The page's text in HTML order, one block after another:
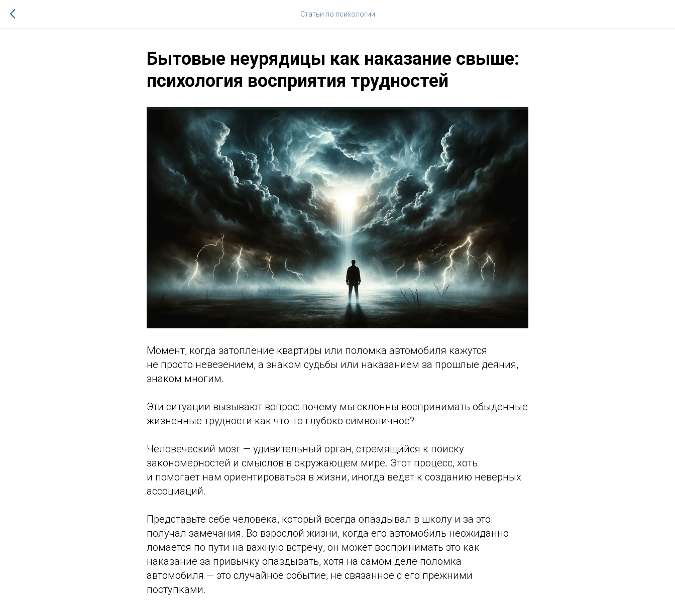
Статьи по психологии
Бытовые неурядицы как наказание свыше:
психология восприятия трудностей
Момент, когда затопление квартиры или поломка автомобиля кажутся
не просто невезением, а знаком судьбы или наказанием за прошлые деяния,
знаком многим.
Эти ситуации вызывают вопрос: почему мы склонны воспринимать обыденные
жизненные трудности как что-то глубоко символичное?
Человеческий мозг — удивительный орган, стремящийся к поиску
закономерностей и смыслов в окружающем мире. Этот процесс, хоть
и помогает нам ориентироваться в жизни, иногда ведет к созданию неверных
ассоциаций.
Представьте себе человека, который всегда опаздывал в школу и за это
получал замечания. Во взрослой жизни, когда его автомобиль неожиданно
ломается по пути на важную встречу, он может воспринимать это как
наказание за привычку опаздывать, хотя на самом деле поломка
автомобиля — это случайное событие, не связанное с его прежними
поступками.